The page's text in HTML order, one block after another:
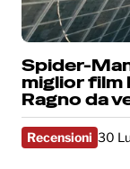
Spider-
miglior film
Ragno da
Recensioni 30